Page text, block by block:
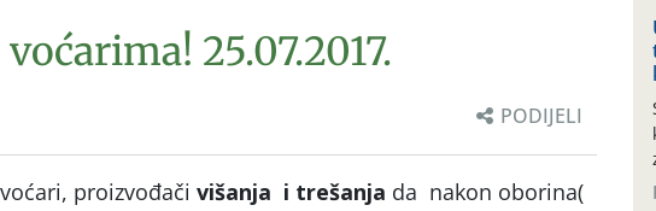
25.07.2017.
PODIJELI
proizvođači višanja i trešanja da nakon oborina(